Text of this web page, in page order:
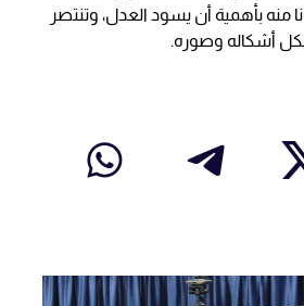
منه بأهمية أن يسود العدل، وتنتصر
أشكاله وصوره.